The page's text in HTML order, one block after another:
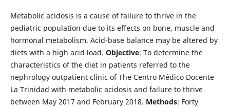
Metabolic acidosis is a cause of failure to thrive in the
pediatric population due to its effects on bone, muscle and
hormonal metabolism. Acid-base balance may be altered by
diets with a high acid load. Objective: To determine the
characteristics of the diet in patients referred to the
nephrology outpatient clinic of The Centro Médico Docente
La Trinidad with metabolic acidosis and failure to thrive
between May 2017 and February 2018. Methods: Forty